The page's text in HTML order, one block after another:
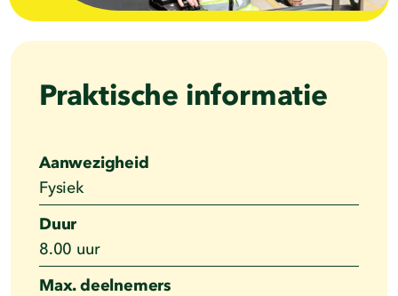
Praktische informatie
Aanwezigheid
Fysiek
Duur
8.00 uur
Max. deelnemers